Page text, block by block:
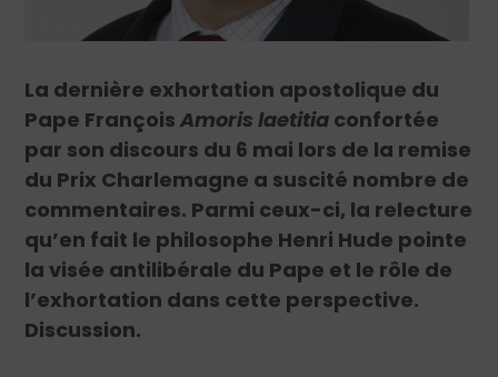
La dernière exhortation apostolique du
Pape FrançoisAmoris laetitia confortée
par son discours du 6 mai lors de la remise
du Prix Charlemagne a suscité nombre de
commentaires. Parmi ceux-ci, la relecture
qu’en fait le philosophe Henri Hude pointe
la visée antilibérale du Pape et le rôle de
l’exhortation dans cette perspective.
Discussion.